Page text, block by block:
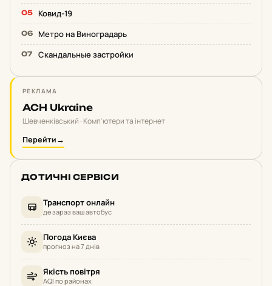
Ковид-19
Метро на Виноградарь
Скандальные застройки
РЕКЛАМА
ACH Ukraine
Шевченківський · Комп'ютери та інтернет
Перейти→
ДОТИЧНІ СЕРВІСИ
Транспорт онлайн
де зараз ваш автобус
Погода Києва
прогноз на 7 днів
Якість повітря
AQI по районах